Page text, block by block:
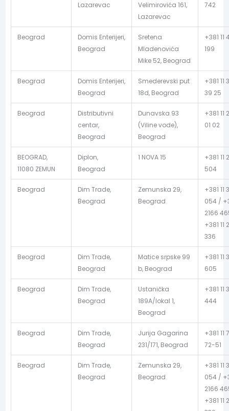
Lazarevac
Velimirovića 161,
Lazarevac
742
Beograd
Domis Enterijeri,
Beograd
Sretena
Mladenovića
Mike 52, Beograd
+381 11
199
Beograd
Domis Enterijeri,
Beograd
Smederevski put
18d, Beograd
+381 11
39 25
Beograd
Distributivni
centar,
Beograd
Dunavska 93
(Viline vode),
Beograd
+381 11
01 02
BEOGRAD,
11080 ZEMUN
Diplon,
Beograd
1 NOVA 15
+381 11
504
Beograd
Dim Trade,
Beograd
Zemunska 29,
Beograd
+381 11
054 /
2166
+381 11
336
Beograd
Dim Trade,
Beograd
Matice srpske 99
b, Beograd
+381 11
605
Beograd
Dim Trade,
Beograd
Ustanička
189A/lokal 1,
Beograd
+381 11
444
Beograd
Dim Trade,
Beograd
Jurija Gagarina
231/171, Beograd
+381 11
72-51
Beograd
Dim Trade,
Beograd
Zemunska 29,
Beograd
+381 11
054 /
2166
+381 11